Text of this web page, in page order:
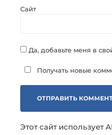
Сайт
Да, добавьте меня в
Получать новые
Этот сайт использует